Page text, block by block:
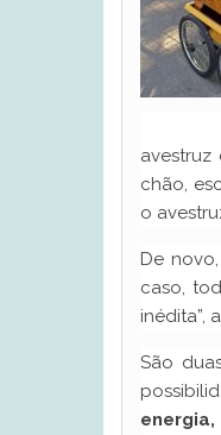
chão,
o
De
caso,
inédita”,
São
energia,